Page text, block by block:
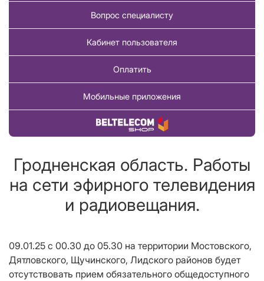
Вопрос специалисту
Кабинет пользователя
Оплатить
Мобильные приложения
Купить товар
Гродненская область. Работы
на сети эфирного телевидения
и радиовещания.
09.01.25 с 00.30 до 05.30 на территории Мостовского,
Дятловского, Щучинского, Лидского районов будет
отсутствовать прием обязательного общедоступного